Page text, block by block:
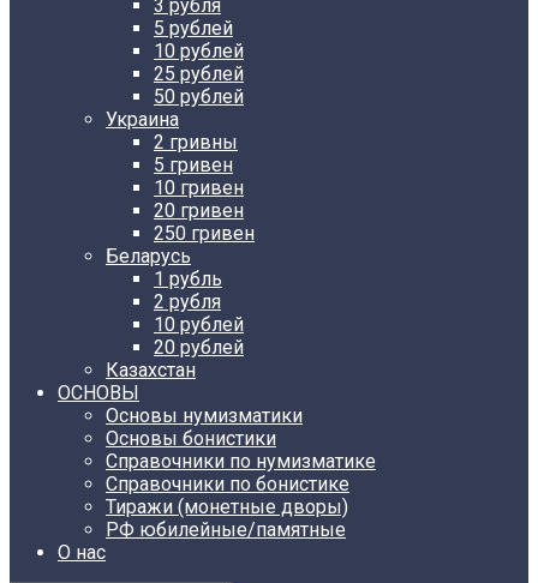
3 рубля
5 рублей
10 рублей
25 рублей
50 рублей
Украина
2 гривны
5 гривен
10 гривен
20 гривен
250 гривен
Беларусь
1 рубль
2 рубля
10 рублей
20 рублей
Казахстан
ОСНОВЫ
Основы нумизматики
Основы бонистики
Справочники по нумизматике
Справочники по бонистике
Тиражи (монетные дворы)
РФ юбилейные/памятные
О нас